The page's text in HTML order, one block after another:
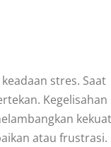
stres. Saat
Kegelisahan
atau frustrasi.